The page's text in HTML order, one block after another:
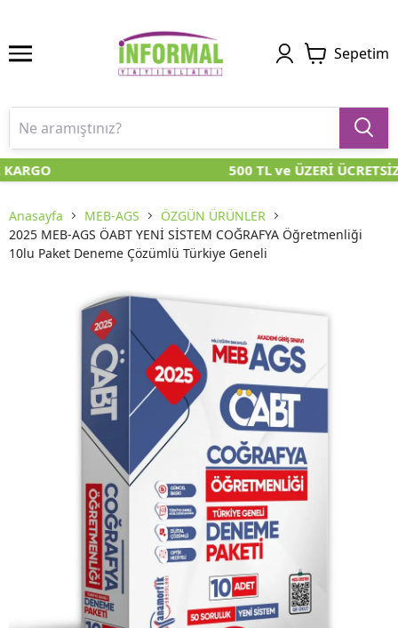
Sepetim
500 TL ve ÜZERİ
Anasayfa MEB-AGS
ÖZGÜN ÜRÜNLER
2025 MEB-AGS ÖABT YENİ SİSTEM COĞRAFYA Öğretmenliği
10lu Paket Deneme Çözümlü Türkiye Geneli